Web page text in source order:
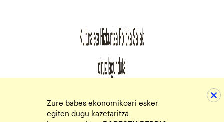
Zure babes ekonomikoari esker
egiten dugu kazetaritza